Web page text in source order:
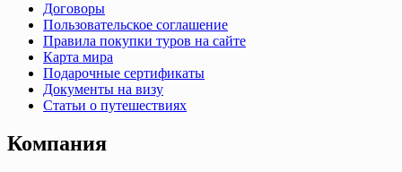
Договоры
Пользовательское соглашение
Правила покупки туров на сайте
Карта мира
Подарочные сертификаты
Документы на визу
Статьи о путешествиях
Компания